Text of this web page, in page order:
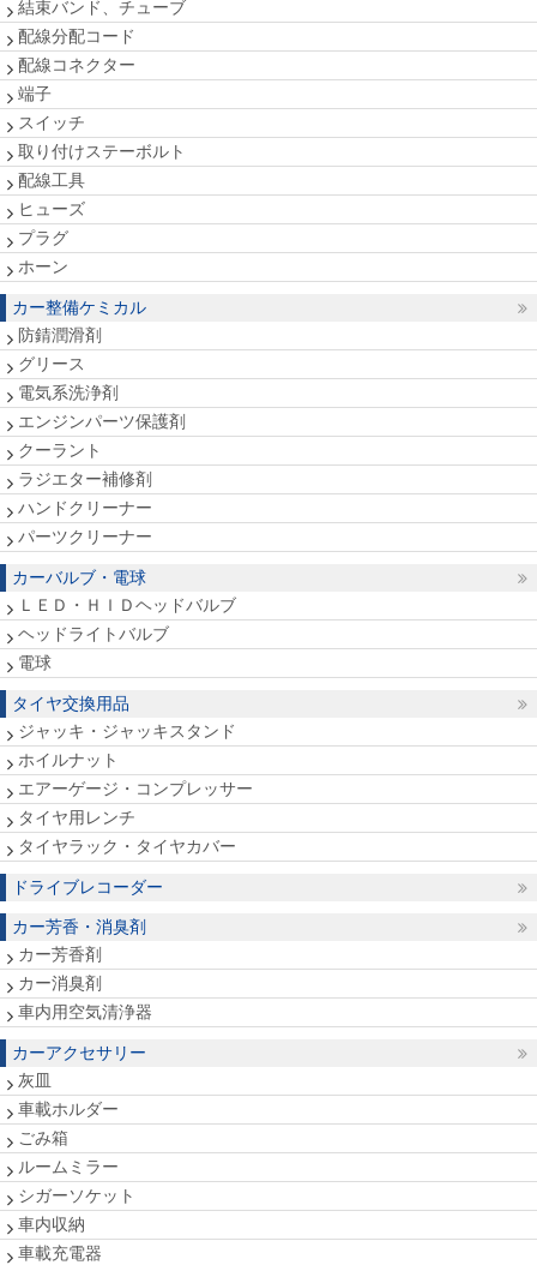
結束バンド、チューブ
配線分配コード
配線コネクター
端子
スイッチ
取り付けステーボルト
配線工具
ヒューズ
プラグ
ホーン
カー整備ケミカル
防錆潤滑剤
グリース
電気系洗浄剤
エンジンパーツ保護剤
クーラント
ラジエター補修剤
ハンドクリーナー
パーツクリーナー
カーバルブ・電球
ＬＥＤ・ＨＩＤヘッドバルブ
ヘッドライトバルブ
電球
タイヤ交換用品
ジャッキ・ジャッキスタンド
ホイルナット
エアーゲージ・コンプレッサー
タイヤ用レンチ
タイヤラック・タイヤカバー
ドライブレコーダー
カー芳香・消臭剤
カー芳香剤
カー消臭剤
車内用空気清浄器
カーアクセサリー
灰皿
車載ホルダー
ごみ箱
ルームミラー
シガーソケット
車内収納
車載充電器